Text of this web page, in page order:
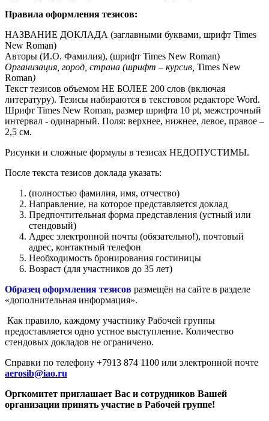
Правила оформления тезисов:
НАЗВАНИЕ ДОКЛАДА (заглавными буквами, шрифт Times
New Roman)
Авторы (И.О. Фамилия), (шрифт Times New Roman)
Организация, город, страна (шрифт – курсив, Times New
Roman)
Текст тезисов объемом НЕ БОЛЕЕ 200 слов (включая
литературу). Тезисы набираются в текстовом редакторе Word.
Шрифт Times New Roman, размер шрифта 10 pt, межстрочный
интервал - одинарный. Поля: верхнее, нижнее, левое, правое –
2,5 см.
Рисунки и сложные формулы в тезисах НЕДОПУСТИМЫ.
После текста тезисов доклада указать:
(полностью фамилия, имя, отчество)
Направление, на которое представляется доклад
Предпочтительная форма представления (устный или
стендовый)
Адрес электронной почты (обязательно!), почтовый
адрес, контактный телефон
Необходимость бронирования гостиницы
Возраст (для участников до 35 лет)
Образец оформления тезисов размещён на сайте в разделе
«дополнительная информация».
Как правило, каждому участнику Рабочей группы
предоставляется одно устное выступление. Количество
стендовых докладов не ограничено.
Справки по телефону +7913 874 1100 или электронной почте
aerosib@iao.ru
Оргкомитет приглашает Вас и сотрудников Вашей
организации принять участие в Рабочей группе!